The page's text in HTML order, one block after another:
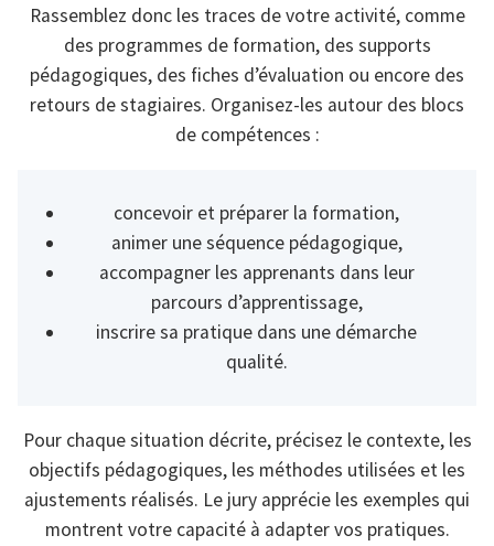
Rassemblez donc les traces de votre activité, comme
des programmes de formation, des supports
pédagogiques, des fiches d’évaluation ou encore des
retours de stagiaires. Organisez-les autour des blocs
de compétences :
concevoir et préparer la formation,
animer une séquence pédagogique,
accompagner les apprenants dans leur
parcours d’apprentissage,
inscrire sa pratique dans une démarche
qualité.
Pour chaque situation décrite, précisez le contexte, les
objectifs pédagogiques, les méthodes utilisées et les
ajustements réalisés. Le jury apprécie les exemples qui
montrent votre capacité à adapter vos pratiques.